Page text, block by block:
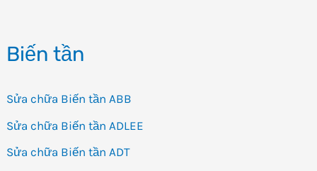
Biến tần
Sửa chữa Biến tần ABB
Sửa chữa Biến tần ADLEE
Sửa chữa Biến tần ADT